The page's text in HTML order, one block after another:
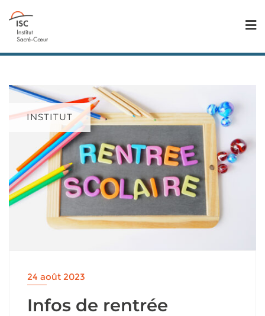
INSTITUT
24 août 2023
Infos de rentrée